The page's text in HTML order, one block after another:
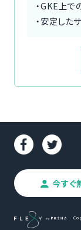
・GKE上
・安定した
今すぐ